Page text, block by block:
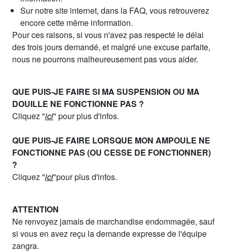
Sur notre site internet, dans la FAQ, vous retrouverez
encore cette même information.
Pour ces raisons, si vous n'avez pas respecté le délai
des trois jours demandé, et malgré une excuse parfaite,
nous ne pourrons malheureusement pas vous aider.
QUE PUIS-JE FAIRE SI MA SUSPENSION OU MA
DOUILLE NE FONCTIONNE PAS ?
Cliquez "ici" pour plus d'infos.
QUE PUIS-JE FAIRE LORSQUE MON AMPOULE NE
FONCTIONNE PAS (OU CESSE DE FONCTIONNER)
?
Cliquez "ici"pour plus d'infos.
ATTENTION
Ne renvoyez jamais de marchandise endommagée, sauf
si vous en avez reçu la demande expresse de l'équipe
zangra.